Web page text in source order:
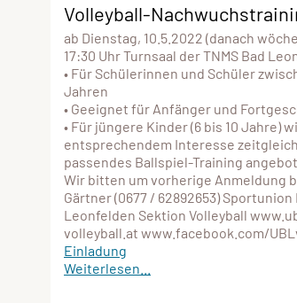
Volleyball-
ab Dienstag, 10.5.2022 (danach
17:30 Uhr Turnsaal der TNMS Bad
• Für Schülerinnen und Schüler
Jahren
• Geeignet für Anfänger und
• Für jüngere Kinder (6 bis 10 Jahre)
entsprechendem Interesse
passendes Ballspiel-Training
Wir bitten um vorherige Anmeldung
Gärtner (0677 / 62892653) Sportunion
Leonfelden Sektion Volleyball
volleyball.at www.facebook.com/
Einladung
Weiterlesen...